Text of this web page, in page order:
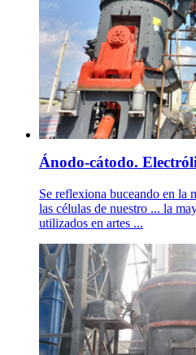
Ánodo-cátodo.
Se reflexiona buceando en la
las células de nuestro ... la
utilizados en artes ...